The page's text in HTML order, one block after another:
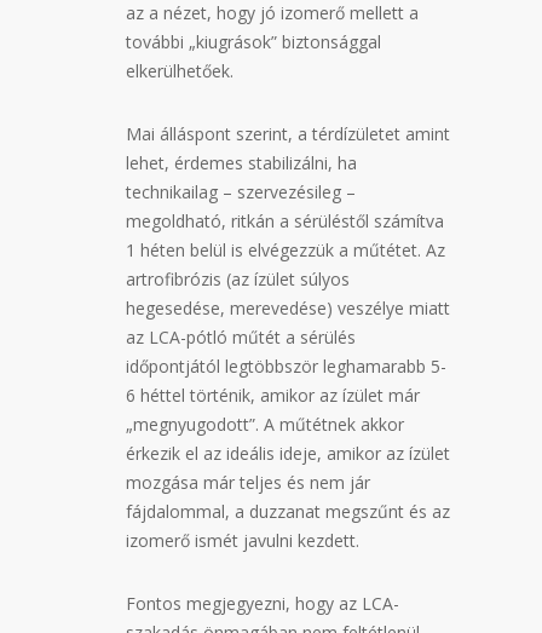
az a nézet, hogy jó izomerő mellett a
további „kiugrások” biztonsággal
elkerülhetőek.
Mai álláspont szerint, a térdízületet amint
lehet, érdemes stabilizálni, ha
technikailag – szervezésileg –
megoldható, ritkán a sérüléstől számítva
1 héten belül is elvégezzük a műtétet. Az
artrofibrózis (az ízület súlyos
hegesedése, merevedése) veszélye miatt
az LCA-pótló műtét a sérülés
időpontjától legtöbbször leghamarabb 5-
6 héttel történik, amikor az ízület már
„megnyugodott”. A műtétnek akkor
érkezik el az ideális ideje, amikor az ízület
mozgása már teljes és nem jár
fájdalommal, a duzzanat megszűnt és az
izomerő ismét javulni kezdett.
Fontos megjegyezni, hogy az LCA-